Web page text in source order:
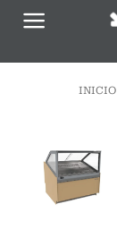
Saltar
INICIO